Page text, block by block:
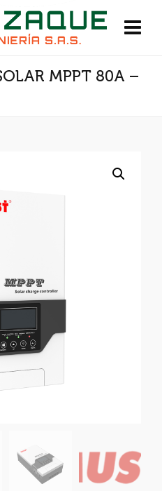
MPPT 80A –